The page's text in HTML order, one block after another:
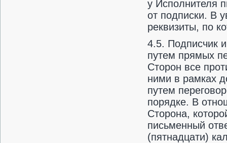
у Исполнителя
от подписки. В
реквизиты, по
4.5. Подписчик
путем прямых
Сторон все
ними в рамках
путем
порядке. В
Сторона,
письменный
(пятнадцати)